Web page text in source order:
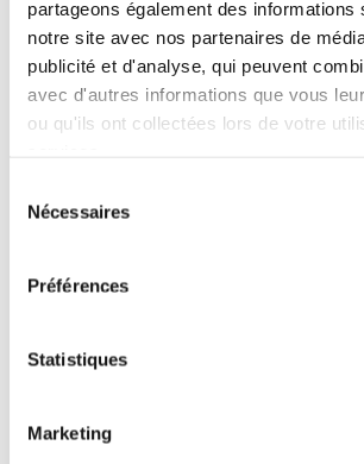
partageons également des informations
notre site avec nos partenaires de
publicité et d'analyse, qui peuvent
avec d'autres informations que vous
ou qu'ils ont collectées lors de votre
Nécessaires
Préférences
Statistiques
Marketing
Label énergétique
Code unique certificat
PEB
Consommation
346 kWh/m 2/
Consommation
primaire
Informations